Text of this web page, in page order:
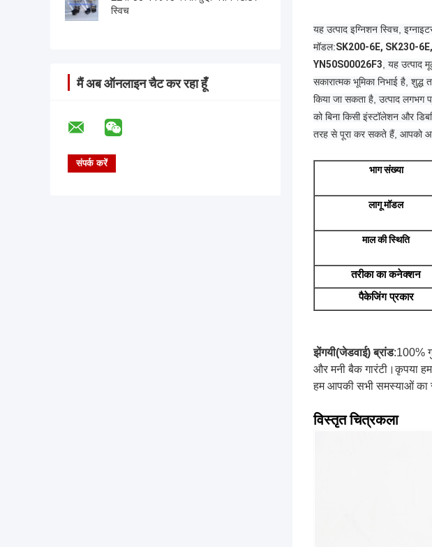
स्विच
मैं अब ऑनलाइन चैट कर रहा हूँ
यह उत्पाद इग्निशन स्विच,
मॉडल:SK200-6E, SK230-
YN50S00026F3, यह उत्पाद
सकारात्मक भूमिका निभाई है,
किया जा सकता है, उत्पाद लगभग
को बिना किसी इंस्टॉलेशन और
तरह से पूरा कर सकते हैं, आपको
भाग संख्या
लागू मॉडल
माल की स्थिति
तरीका का कनेक्शन
पैकेजिंग प्रकार
झेंगयी(जेडवाई) ब्रांड:100%
और मनी बैक गारंटी।कृपया
हम आपकी सभी समस्याओं का
विस्तृत चित्रकला